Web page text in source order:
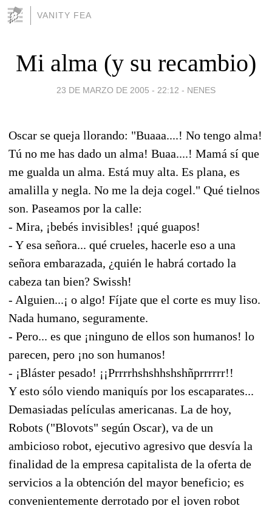
VANITY FEA
Mi alma (y su recambio)
23 DE MARZO DE 2005 - 22:12 - NENES
Oscar se queja llorando: "Buaaa....! No tengo alma!
Tú no me has dado un alma! Buaa....! Mamá sí que
me gualda un alma. Está muy alta. Es plana, es
amalilla y negla. No me la deja cogel." Qué tielnos
son. Paseamos por la calle:
- Mira, ¡bebés invisibles! ¡qué guapos!
- Y esa señora... qué crueles, hacerle eso a una
señora embarazada, ¿quién le habrá cortado la
cabeza tan bien? Swissh!
- Alguien...¡ o algo! Fíjate que el corte es muy liso.
Nada humano, seguramente.
- Pero... es que ¡ninguno de ellos son humanos! lo
parecen, pero ¡no son humanos!
- ¡Bláster pesado! ¡¡Prrrrhshshhshshñprrrrrr!!
Y esto sólo viendo maniquís por los escaparates...
Demasiadas películas americanas. La de hoy,
Robots ("Blovots" según Oscar), va de un
ambicioso robot, ejecutivo agresivo que desvía la
finalidad de la empresa capitalista de la oferta de
servicios a la obtención del mayor beneficio; es
convenientemente derrotado por el joven robot